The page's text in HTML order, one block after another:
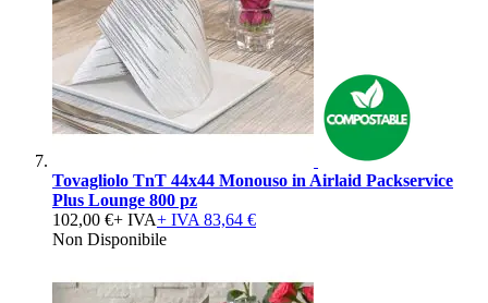
Tovagliolo TnT 44x44 Monouso in Airlaid Packservice
Plus Lounge 800 pz
102,00 €+ IVA+ IVA 83,64 €
Non Disponibile